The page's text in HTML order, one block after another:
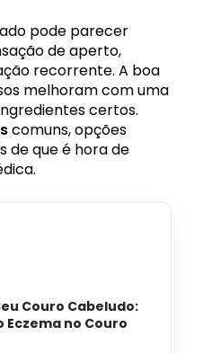
pode parecer
de aperto,
recorrente. A boa
melhoram com uma
certos.
comuns, opções
de que é hora de
Couro Cabeludo:
Eczema no Couro